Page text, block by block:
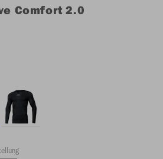
Comfort 2.0